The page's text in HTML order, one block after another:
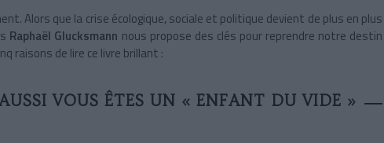
Alors que la crise écologique, sociale et politique devient de plus en plus
Raphaël Glucksmann nous propose des clés pour reprendre notre destin
raisons de lire ce livre brillant :
VOUS ÊTES UN « ENFANT DU VIDE »